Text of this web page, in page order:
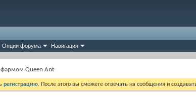
Опции форума Навигация
фармом Queen Ant
регистрацию. После этого вы сможете отвечать на сообщения и